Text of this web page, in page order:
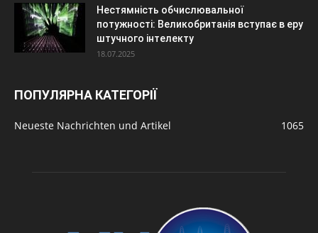
Нестямність обчислювальної
потужності: Великобританія вступає в еру
штучного інтелекту
18.07.2025
ПОПУЛЯРНА КАТЕГОРІЇ
Neueste Nachrichten und Artikel 1065